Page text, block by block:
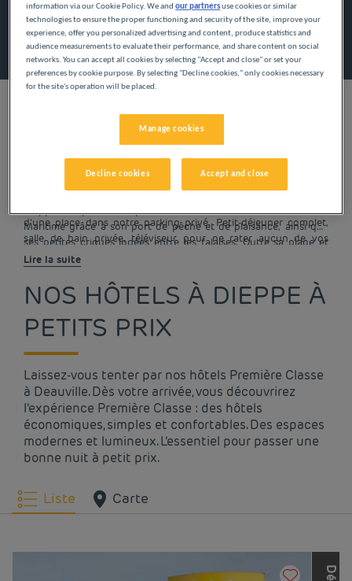
Rechercher
Vous prévoyez un voyage en Normandie, plus précisément en
Seine Maritime ? Réservez une chambre dans notre hôtel pas
cher à Dieppe et profitez de tous les services inclus. Durant
d’une place dans notre parking privé. Petit-déjeuner complet,
salle de bain privée, téléviseur pour ne rater aucun de vos
programmes et connexion Internet font partie des prestations
de notre hôtel Première Classe à Dieppe. Ce dernier dispose des
installations pour personnes à mobilité réduite et autorise les
animaux moyennant un supplément.
Dieppe fait partie des plus belles stations balnéaires de Seine
Maritime grâce à son port de pêche et de plaisance, ainsi que
ses petites criques logées entre les falaises. Outre sa plage et
son magnifique littoral qui bénéficie d’une riche biodiversité, le
Lire la suite
NOS HÔTELS À DIEPPE À
PETITS PRIX
Laissez-vous tenter par nos hôtels Première Classe
à Deauville. Dès votre arrivée, vous découvrirez
l’expérience Première Classe : des hôtels
économiques, simples et confortables. Des espaces
modernes et lumineux. L’essentiel pour passer une
bonne nuit à petit prix.
Liste Carte
information via our Cookie Policy. We andour partnersuse cookies or similar
technologies to ensure the proper functioning and security of the site, improve your
experience, offer you personalized advertising and content, produce statistics and
audience measurements to evaluate their performance, and share content on social
networks. You can accept all cookies by selecting "Accept and close" or set your
preferences by cookie purpose. By selecting "Decline cookies," only cookies necessary
for the site's operation will be placed.
Manage cookies
Decline cookies Accept and close